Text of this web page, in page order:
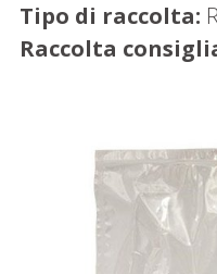
Tipo di raccolta:
Raccolta